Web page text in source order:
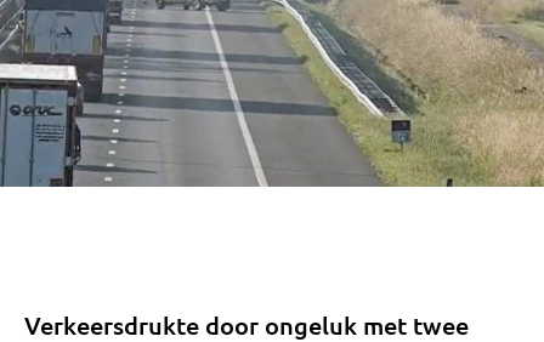
Verkeersdrukte door ongeluk met twee